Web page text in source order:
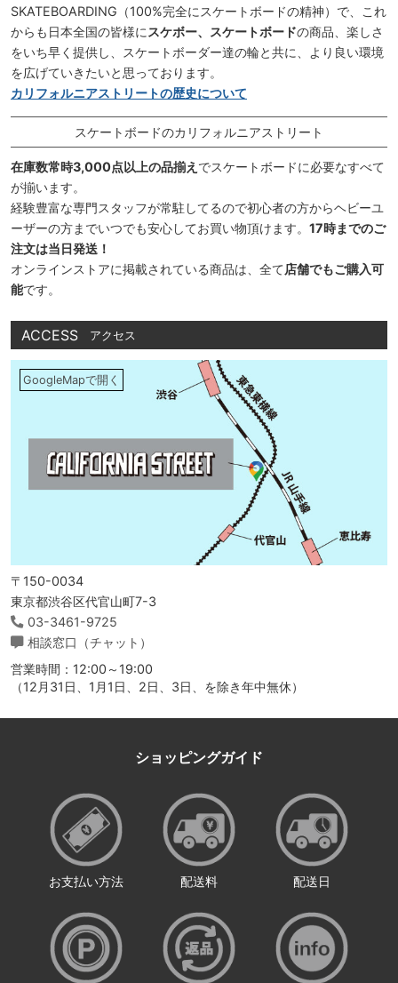
SKATEBOARDING（100%完全にスケートボードの精神）で、これ
からも日本全国の皆様に スケボー、スケートボードの商品、楽しさ
をいち早く提供し、スケートボーダー達の輪と共に、より良い環境
を広げていきたいと思っております。
カリフォルニアストリートの歴史について
スケートボードのカリフォルニアストリート
在庫数常時3,000点以上の品揃え でスケートボードに必要なすべて
が揃います。
経験豊富な専門スタッフが常駐してるので初心者の方からヘビーユ
ーザーの方までいつでも安心してお買い物頂けます。 17時までのご
注文は当日発送！
オンラインストアに掲載されている商品は、全て店舗でもご購入可
能です。
ACCESS アクセス
GoogleMapで開く
〒150-0034
東京都渋谷区代官山町7-3
03-3461-9725
相談窓口（チャット）
営業時間：12:00～19:00
（12月31日、1月1日、2日、3日、を除き年中無休）
ショッピングガイド
お支払い方法 配送料 配送日